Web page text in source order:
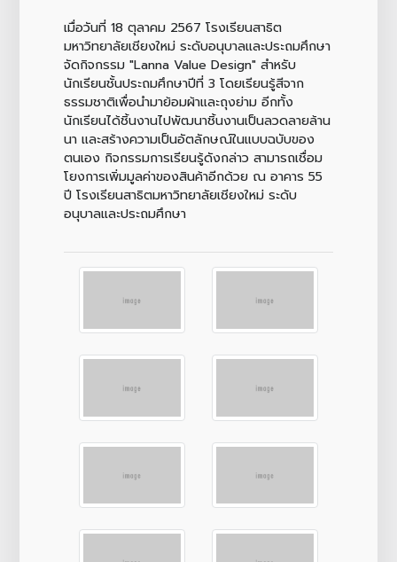
เมื่อวันที่ 18 ตุลาคม 2567 โรงเรียนสาธิต
มหาวิทยาลัยเชียงใหม่ ระดับอนุบาลและประถมศึกษา
จัดกิจกรรม "Lanna Value Design" สำหรับ
นักเรียนชั้นประถมศึกษาปีที่ 3 โดยเรียนรู้สีจาก
ธรรมชาติเพื่อนำมาย้อมผ้าและถุงย่าม อีกทั้ง
นักเรียนได้ชิ้นงานไปพัฒนาชิ้นงานเป็นลวดลายล้าน
นา เเละสร้างความเป็นอัตลักษณ์ในแบบฉบับของ
ตนเอง กิจกรรมการเรียนรู้ดังกล่าว สามารถเชื่อม
โยงการเพิ่มมูลค่าของสินค้าอีกด้วย ณ อาคาร 55
ปี โรงเรียนสาธิตมหาวิทยาลัยเชียงใหม่ ระดับ
อนุบาลและประถมศึกษา